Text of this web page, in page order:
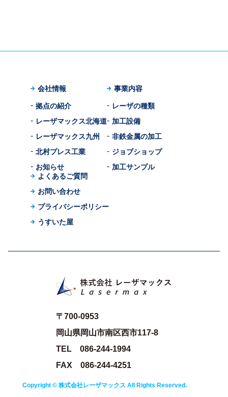
〒700-0953
岡山県岡山市南区西市117-8
TEL 086-244-1994
FAX 086-244-4251
会社情報
拠点の紹介
レーザマックス北海道
レーザマックス九州
北村プレス工業
お知らせ
事業内容
レーザの種類
加工設備
非鉄金属の加工
ジョブショップ
加工サンプル
よくあるご質問
お問い合わせ
プライバシーポリシー
うすいた屋
Copyright © 株式会社レーザマックス All Rights Reserved.